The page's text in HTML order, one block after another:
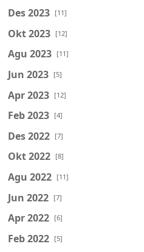
Des 2023 [11]
Okt 2023 [12]
Agu 2023 [11]
Jun 2023 [5]
Apr 2023 [12]
Feb 2023 [4]
Des 2022 [7]
Okt 2022 [8]
Agu 2022 [11]
Jun 2022 [7]
Apr 2022 [6]
Feb 2022 [5]